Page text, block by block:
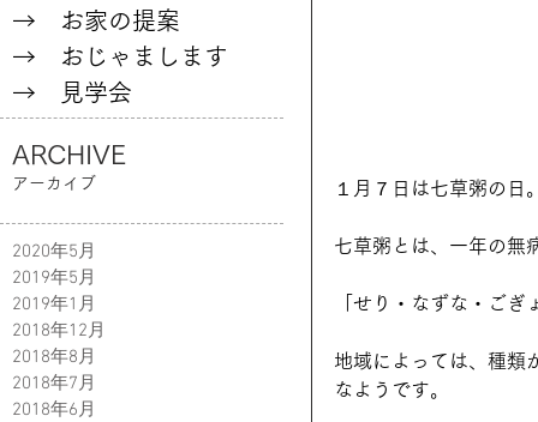
→ お家の提案
→ おじゃまします
→ 見学会
ARCHIVE
アーカイブ
2020年5月
2019年5月
2019年1月
2018年12月
2018年8月
2018年7月
2018年6月
１月７日は七草粥の日
七草粥とは、一年の無
「せり・なずな・ご
地域によっては、種類
なようです。